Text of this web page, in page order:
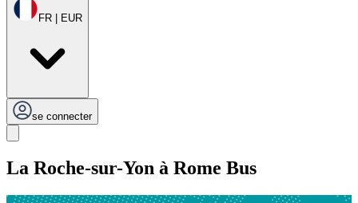
FR | EUR
se connecter
La Roche-sur-Yon à Rome Bus